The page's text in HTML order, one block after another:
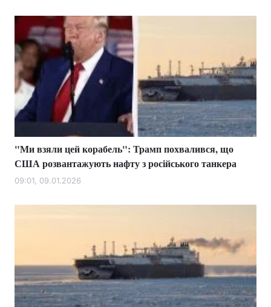
Економіка Світ
Спорт
Техно і зв'язок Лайт
Зброя Інциденти
Здоров'я Туризм
Цікавинки Погода
Екологія
Лонгріди
Статті
Інтерв'ю Думки
Архів Вакансії
"Ми взяли цей корабель": Трамп похвалився, що
США розвантажують нафту з російського танкера
09:01, 09.01.2026